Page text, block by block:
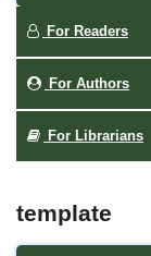
For Readers
For Authors
For Librarians
template